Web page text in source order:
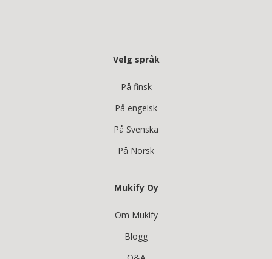
Velg språk
På finsk
På engelsk
På Svenska
På Norsk
Mukify Oy
Om Mukify
Blogg